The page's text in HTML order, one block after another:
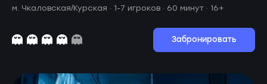
м. Чкаловская/Курская · 1-7 игроков · 60 минут · 16+
Забронировать